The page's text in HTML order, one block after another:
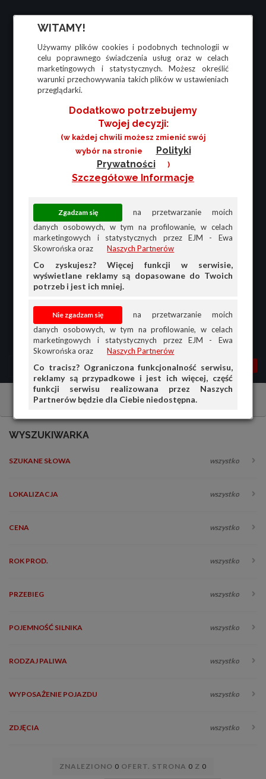
WITAMY!
Używamy plików cookies i podobnych technologii w
celu poprawnego świadczenia usług oraz w celach
marketingowych i statystycznych. Możesz określić
warunki przechowywania takich plików w ustawieniach
przeglądarki.
Dodatkowo potrzebujemy
Twojej decyzji:
(w każdej chwili możesz zmienić swój
wybór na stronie
Polityki
Prywatności
)
Szczegółowe Informacje
na przetwarzanie moich
danych osobowych, w tym na profilowanie, w celach
marketingowych i statystycznych przez EJM - Ewa
Skowrońska oraz
Naszych Partnerów
Co zyskujesz? Więcej funkcji w serwisie,
wyświetlane reklamy są dopasowane do Twoich
potrzeb i jest ich mniej.
na przetwarzanie moich
danych osobowych, w tym na profilowanie, w celach
marketingowych i statystycznych przez EJM - Ewa
Skowrońska oraz
Naszych Partnerów
Co tracisz? Ograniczona funkcjonalność serwisu,
reklamy są przypadkowe i jest ich więcej, część
funkcji serwisu realizowana przez Naszych
Partnerów będzie dla Ciebie niedostępna.
MENU MOJA AG
PRZEGLĄD
Samochody na części Renault Inne
WYSZUKIWARKA
SZUKANE SŁOWA wszystko
LOKALIZACJA wszystko
CENA wszystko
ROK PROD. wszystko
PRZEBIEG wszystko
POJEMNOŚĆ SILNIKA wszystko
RODZAJ PALIWA wszystko
WYPOSAŻENIE POJAZDU wszystko
ZDJĘCIA wszystko
ZNALEZIONO 0 OFERT. STRONA 0 Z 0